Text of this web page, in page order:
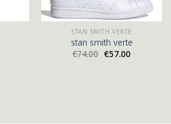
STAN SMITH VERTE
stan smith verte
€74.00 €57.00